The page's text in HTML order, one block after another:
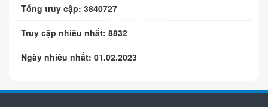
Tổng truy cập: 3840727
Truy cập nhiều nhất: 8832
Ngày nhiều nhất: 01.02.2023